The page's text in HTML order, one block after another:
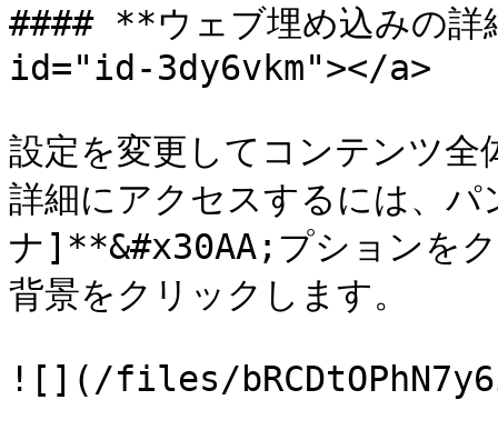
#### **ウェブ埋め込みの
id="id-3dy6vkm"></a>
設定を変更してコンテンツ
詳細にアクセスするには、
ナ]**&#x30AA;プションを
背景をクリックします。
![](/files/